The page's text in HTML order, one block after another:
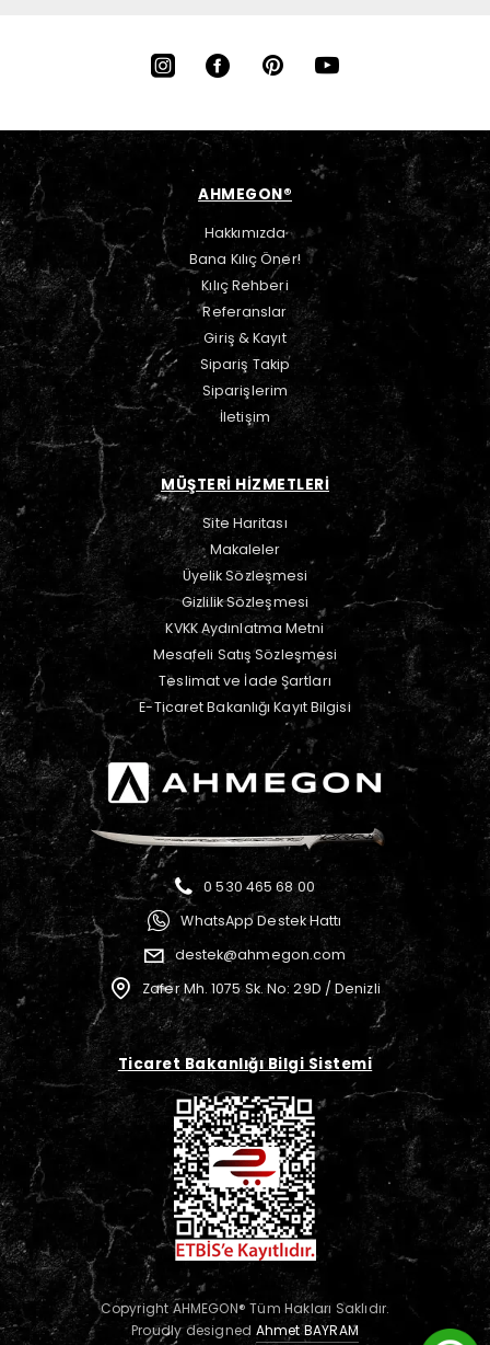
AHMEGON®
Hakkımızda
Bana Kılıç Öner!
Kılıç Rehberi
Referanslar
Giriş & Kayıt
Sipariş Takip
Siparişlerim
İletişim
MÜŞTERİ HİZMETLERİ
Site Haritası
Makaleler
Üyelik Sözleşmesi
Gizlilik Sözleşmesi
KVKK Aydınlatma Metni
Mesafeli Satış Sözleşmesi
Teslimat ve İade Şartları
E-Ticaret Bakanlığı Kayıt Bilgisi
0 530 465 68 00
WhatsApp Destek Hattı
destek@ahmegon.com
Zafer Mh. 1075 Sk. No: 29D / Denizli
Ticaret Bakanlığı Bilgi Sistemi
Copyright AHMEGON® Tüm Hakları Saklıdır.
Proudly designed Ahmet BAYRAM